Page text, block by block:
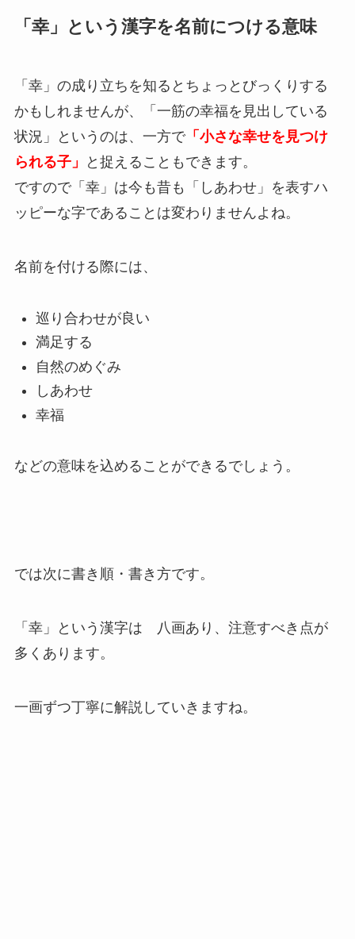
「幸」という漢字を名前につける意味
「幸」の成り立ちを知るとちょっとびっくりする
かもしれませんが、「 一筋の幸福を見出している
状況」というのは、一方で「小さな幸せを見つけ
られる子」
と捉えることもできます。
ですので「幸」は今も昔も「しあわせ」を表すハ
ッピーな字であることは変わりませんよね。
名前を付ける際には、
巡り合わせが良い
満足する
自然のめぐみ
しあわせ
幸福
などの意味を込めることができるでしょう。
では次に書き順・書き方です。
「幸」という漢字は 八画あり、注意すべき点が
多くあります。
一画ずつ丁寧に解説していきますね。